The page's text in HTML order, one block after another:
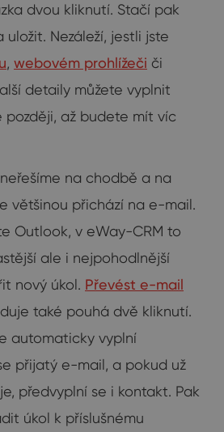
dvou kliknutí. Stačí pak
Nezáleží, jestli jste
, webovém prohlížeči či
detaily můžete vyplnit
později, až budete mít víc
na chodbě a na
většinou přichází na e-mail.
Outlook, v eWay-CRM to
ale i nejpohodlnější
nový úkol. Převést e-mail
také pouhá dvě kliknutí.
automaticky vyplní
přijatý e-mail, a pokud už
předvyplní se i kontakt. Pak
úkol k příslušnému